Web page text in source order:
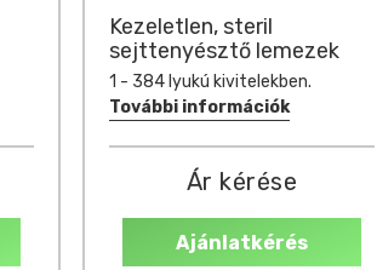
Kezeletlen, steril
sejttenyésztő lemezek
1 - 384 lyukú kivitelekben.
További információk
Ár kérése
Ajánlatkérés